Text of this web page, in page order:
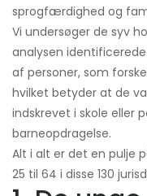
sprogfærdighed og
Vi undersøger de syv
analysen
af personer, som
hvilket betyder at de
indskrevet i skole eller
barneopdragelse.
Alt i alt er det en pulje
25 til 64 i disse 130